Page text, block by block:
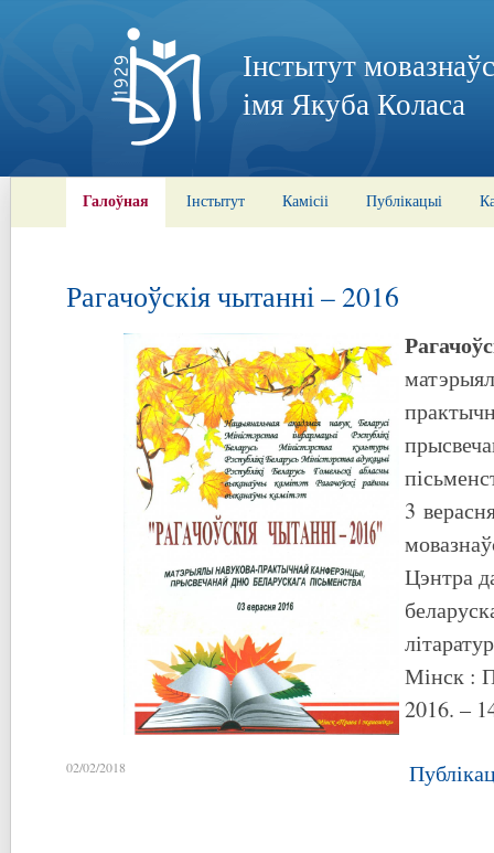
Інстытут
імя Якуба Коласа
Галоўная Інстытут Камісіі Публікацыі
Рагачоўскія чытанні – 2016
3
Цэнтра
Мінск :
2016. –
02/02/2018